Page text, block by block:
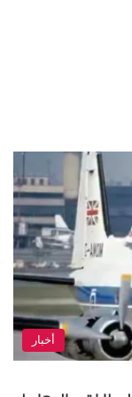
أخبار